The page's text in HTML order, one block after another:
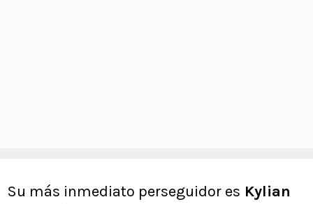
Su más inmediato perseguidor es Kylian